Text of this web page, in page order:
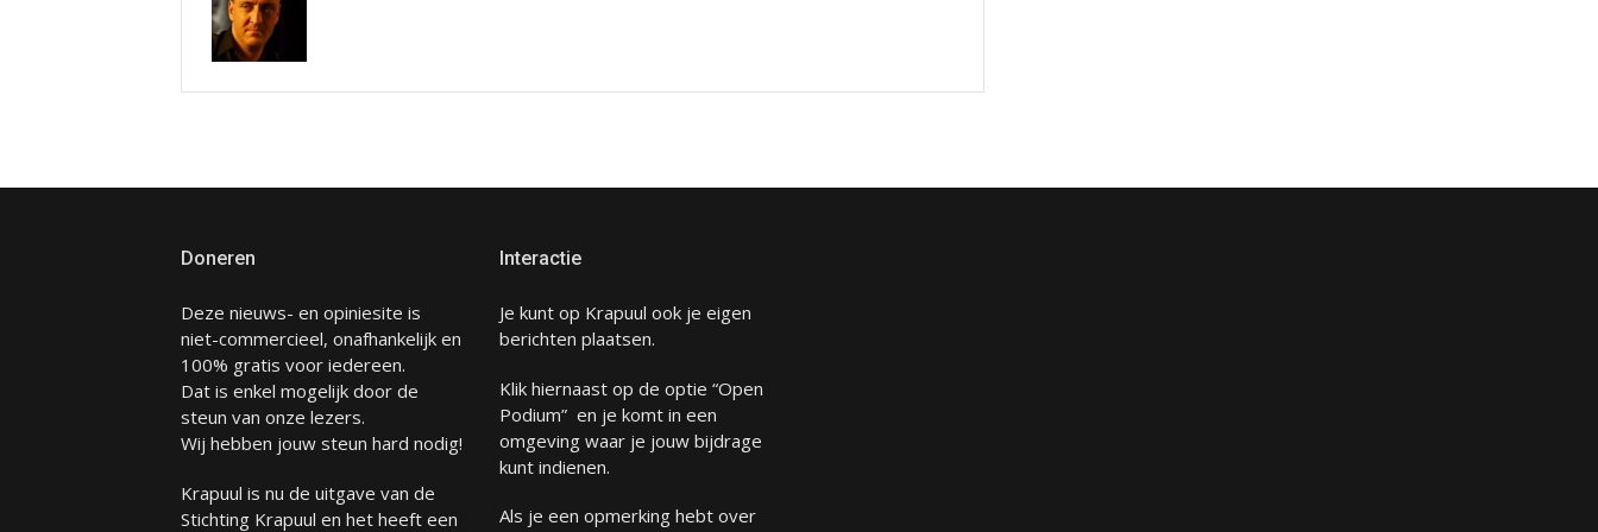
Doneren
Deze nieuws- en opiniesite is
niet-commercieel, onafhankelijk en
100% gratis voor iedereen.
Dat is enkel mogelijk door de
steun van onze lezers.
Wij hebben jouw steun hard nodig!
Krapuul is nu de uitgave van de
Stichting Krapuul en het heeft een
Interactie
Je kunt op Krapuul ook je eigen
berichten plaatsen.
Klik hiernaast op de optie “Open
Podium” en je komt in een
omgeving waar je jouw bijdrage
kunt indienen.
Als je een opmerking hebt over